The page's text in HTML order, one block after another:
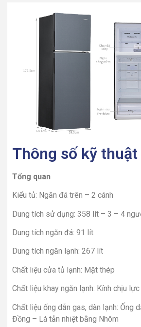
Thông số kỹ thuật
Tổng quan
Kiểu tủ: Ngăn đá trên – 2 cánh
Dung tích sử dụng: 358 lít – 3 – 4
Dung tích ngăn đá: 91 lít
Dung tích ngăn lạnh: 267 lít
Chất liệu cửa tủ lạnh: Mặt thép
Chất liệu khay ngăn lạnh: Kính chịu lực
Chất liệu ống dẫn gas, dàn lạnh: Ống
Đồng – Lá tản nhiệt bằng Nhôm